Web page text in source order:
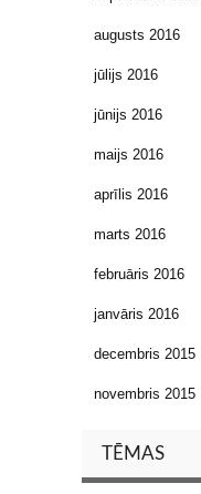
augusts 2016
jūlijs 2016
jūnijs 2016
maijs 2016
aprīlis 2016
marts 2016
februāris 2016
janvāris 2016
decembris 2015
novembris 2015
TĒMAS